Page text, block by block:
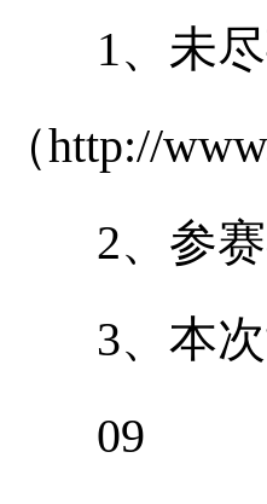
1、未尽
（http://
2、参赛
3、本次
09